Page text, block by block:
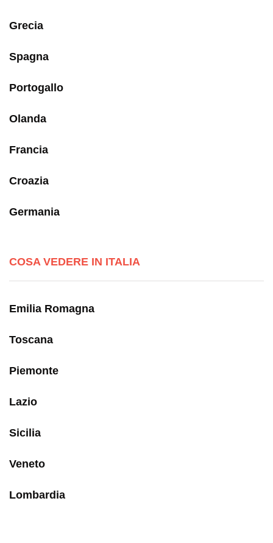
Grecia
Spagna
Portogallo
Olanda
Francia
Croazia
Germania
COSA VEDERE IN ITALIA
Emilia Romagna
Toscana
Piemonte
Lazio
Sicilia
Veneto
Lombardia